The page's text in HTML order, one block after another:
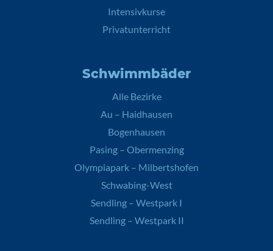
Intensivkurse
Privatunterricht
Schwimmbäder
Alle Bezirke
Au – Haidhausen
Bogenhausen
Pasing – Obermenzing
Olympiapark – Milbertshofen
Schwabing-West
Sendling – Westpark I
Sendling – Westpark II